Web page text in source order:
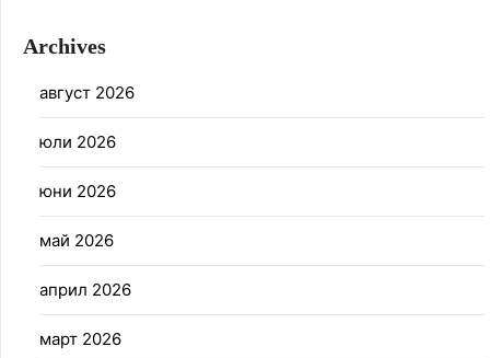
Archives
август 2026
юли 2026
юни 2026
май 2026
април 2026
март 2026